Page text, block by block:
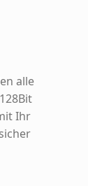
alle
Ihr